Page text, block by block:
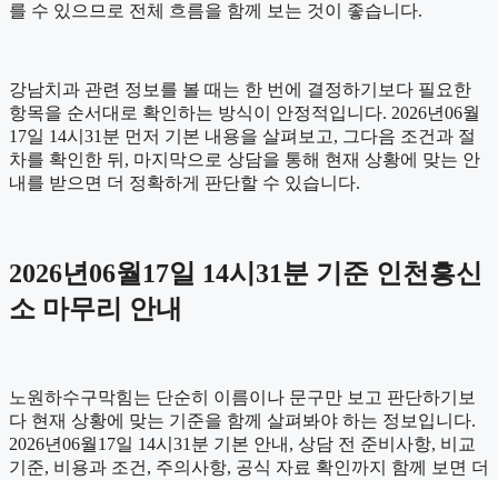
를 수 있으므로 전체 흐름을 함께 보는 것이 좋습니다.
강남치과 관련 정보를 볼 때는 한 번에 결정하기보다 필요한
항목을 순서대로 확인하는 방식이 안정적입니다. 2026년06월
17일 14시31분 먼저 기본 내용을 살펴보고, 그다음 조건과 절
차를 확인한 뒤, 마지막으로 상담을 통해 현재 상황에 맞는 안
내를 받으면 더 정확하게 판단할 수 있습니다.
2026년06월17일 14시31분 기준 인천흥신
소 마무리 안내
노원하수구막힘는 단순히 이름이나 문구만 보고 판단하기보
다 현재 상황에 맞는 기준을 함께 살펴봐야 하는 정보입니다.
2026년06월17일 14시31분 기본 안내, 상담 전 준비사항, 비교
기준, 비용과 조건, 주의사항, 공식 자료 확인까지 함께 보면 더